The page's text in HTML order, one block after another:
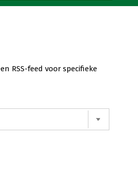
RSS-feed voor specifieke